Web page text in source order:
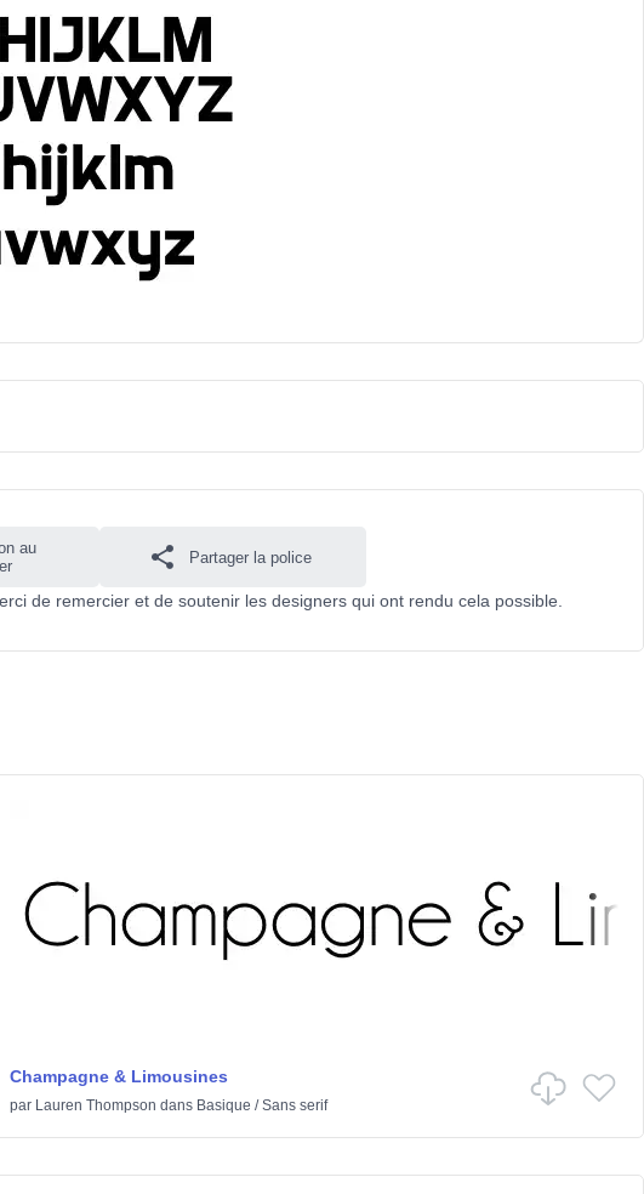
au
Partager la police
de remercier et de soutenir les designers qui ont rendu cela possible.
Champagne & Limousines
par Lauren Thompson dans Basique /Sans serif